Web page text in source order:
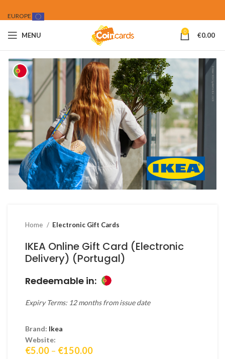
EUROPE
MENU 0 €0.00
Home Electronic Gift Cards
IKEA Online Gift Card (Electronic
Delivery) (Portugal)
Redeemable in:
Expiry Terms: 12 months from issue date
Brand: Ikea
Website:
€5.00 – €150.00Price